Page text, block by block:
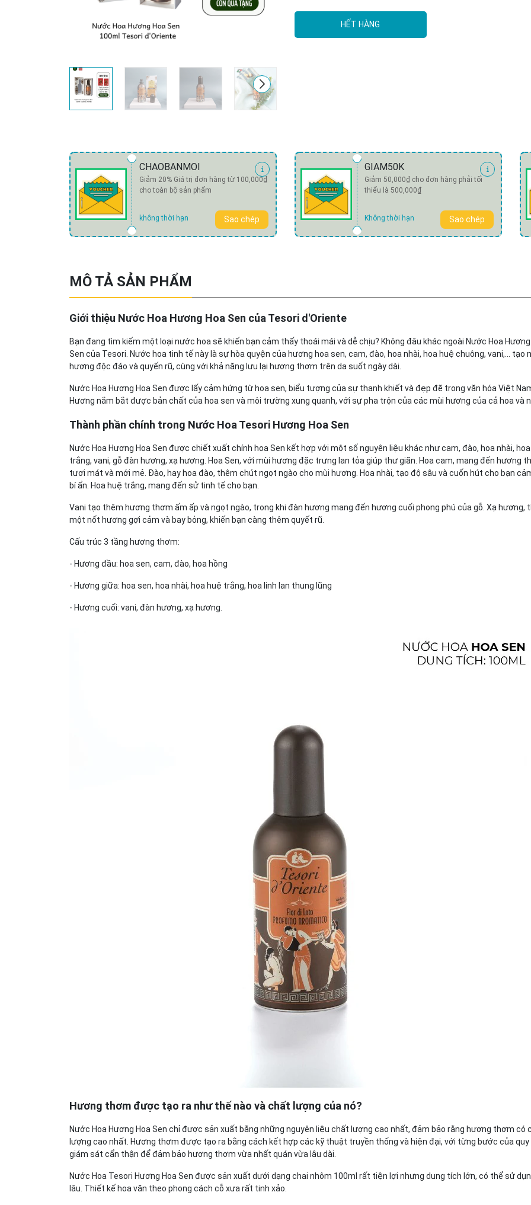
HẾT HÀNG
CHAOBANMOI
Giảm 20% Giá trị đơn hàng từ 100,000₫
cho toàn bộ sản phẩm
không thời hạn Sao chép
GIAM50K
Giảm 50,000₫ cho đơn hàng phải tối
thiểu là 500,000₫
Không thời hạn Sao chép
Mã giảm giá:
MÔ TẢ SẢN PHẨM
Giới thiệu Nước Hoa Hương Hoa Sen của Tesori d'Oriente
Bạn đang tìm kiếm một loại nước hoa sẽ khiến bạn cảm thấy thoái mái và dễ chịu? Không đâu khác ngoài Nước Hoa Hương
Sen của Tesori. Nước hoa tinh tế này là sự hòa quyện của hương hoa sen, cam, đào, hoa nhài, hoa huệ chuông, vani,... tạo
hương độc đáo và quyến rũ, cùng với khả năng lưu lại hương thơm trên da suốt ngày dài.
Nước Hoa Hương Hoa Sen được lấy cảm hứng từ hoa sen, biểu tượng của sự thanh khiết và đẹp đẽ trong văn hóa Việt
Hương nắm bắt được bản chất của hoa sen và môi trường xung quanh, với sự pha trộn của các mùi hương của cả hoa và
Thành phần chính trong Nước Hoa Tesori Hương Hoa Sen
Nước Hoa Hương Hoa Sen được chiết xuất chính hoa Sen kết hợp với một số nguyên liệu khác như cam, đào, hoa nhài,
trắng, vani, gỗ đàn hương, xạ hương. Hoa Sen, với mùi hương đặc trưng lan tỏa giúp thư giãn. Hoa cam, mang đến hương
tươi mát và mới mẻ. Đào, hay hoa đào, thêm chút ngọt ngào cho mùi hương. Hoa nhài, tạo độ sâu và cuốn hút cho bạn
bí ẩn. Hoa huệ trắng, mang đến sử tinh tế cho bạn.
Vani tạo thêm hương thơm ấm ấp và ngọt ngào, trong khi đàn hương mang đến hương cuối phong phú của gỗ. Xạ hương,
một nốt hương gợi cảm và bay bỏng, khiến bạn càng thêm quyết rũ.
Cấu trúc 3 tầng hương thơm:
- Hương đầu: hoa sen, cam, đào, hoa hồng
- Hương giữa: hoa sen, hoa nhài, hoa huệ trắng, hoa linh lan thung lũng
- Hương cuối: vani, đàn hương, xạ hương.
Hương thơm được tạo ra như thế nào và chất lượng của nó?
Nước Hoa Hương Hoa Sen chỉ được sản xuất bằng những nguyên liệu chất lượng cao nhất, đảm bảo rằng hương thơm có
lượng cao nhất. Hương thơm được tạo ra bằng cách kết hợp các kỹ thuật truyền thống và hiện đại, với từng bước của quy
giám sát cẩn thận để đảm bảo hương thơm vừa nhất quán vừa lâu dài.
Nước Hoa Tesori Hương Hoa Sen được sản xuất dưới dạng chai nhôm 100ml rất tiện lợi nhưng dung tích lớn, có thể sử
lâu. Thiết kế hoa văn theo phong cách cỗ xưa rất tinh xảo.